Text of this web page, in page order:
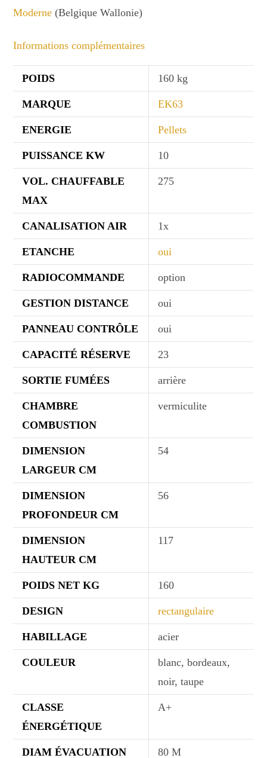
Moderne (Belgique Wallonie)
Informations complémentaires
POIDS 160 kg
MARQUE EK63
ENERGIE Pellets
PUISSANCE KW 10
VOL. CHAUFFABLE
MAX
275
CANALISATION AIR 1x
ETANCHE oui
RADIOCOMMANDE option
GESTION DISTANCE oui
PANNEAU CONTRÔLE oui
CAPACITÉ RÉSERVE 23
SORTIE FUMÉES arrière
CHAMBRE
COMBUSTION
vermiculite
DIMENSION
LARGEUR CM
54
DIMENSION
PROFONDEUR CM
56
DIMENSION
HAUTEUR CM
117
POIDS NET KG 160
DESIGN rectangulaire
HABILLAGE acier
COULEUR
blanc, bordeaux,
noir, taupe
CLASSE
ÉNERGÉTIQUE
A+
DIAM ÉVACUATION
80 M